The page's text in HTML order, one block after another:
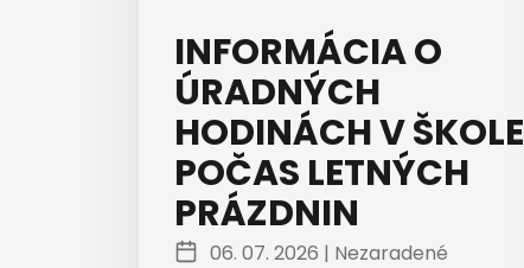
INFORMÁCIA O
ÚRADNÝCH
HODINÁCH V ŠKOLE
POČAS LETNÝCH
PRÁZDNIN
06. 07. 2026 | Nezaradené